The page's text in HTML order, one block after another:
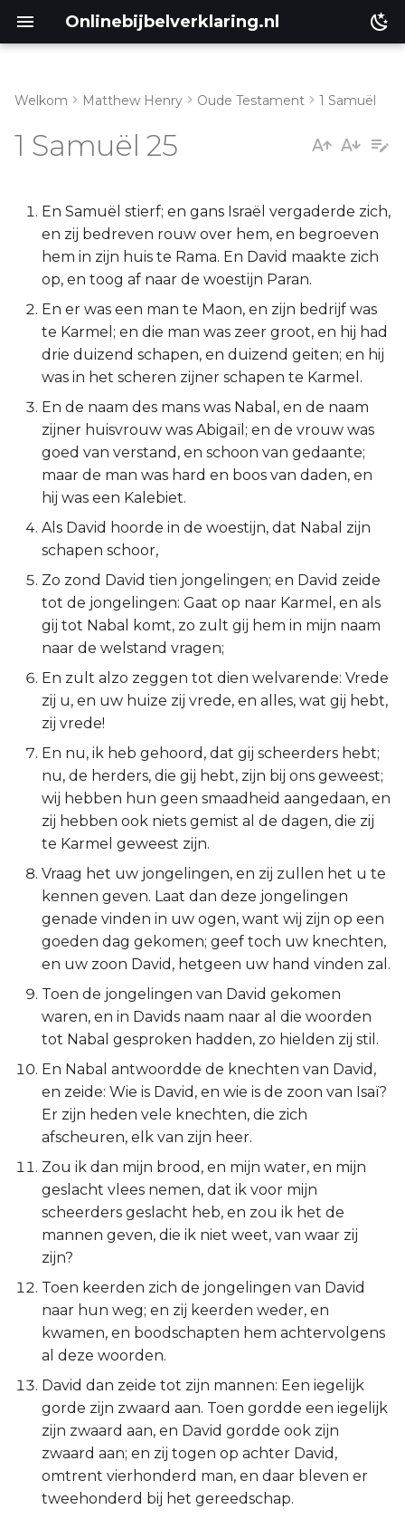
Onlinebijbelverklaring.nl
1 Samuël 25:2-11
1 Samuël 25:12-17
1 Samuël 25:18-31
1 Samuël 25:32-35
Lukas
Johannes
Handelingen
Romeinen
2 Korinthe
Galaten
Éfeze
Kolossenzen
1 Thessalonicenzen
2 Thessalonicenzen
1 Timótheüs
2 Timótheüs
Filémon
Hebreeën
Jakobus
1 Petrus
1 Johannes
2 Johannes
3 Johannes
Judas
Openbaring
Welkom Matthew Henry Oude Testament 1 Samuël
1 Samuël 25
En Samuël stierf; en gans Israël vergaderde zich,
en zij bedreven rouw over hem, en begroeven
hem in zijn huis te Rama. En David maakte zich
op, en toog af naar de woestijn Paran.
En er was een man te Maon, en zijn bedrijf was
te Karmel; en die man was zeer groot, en hij had
drie duizend schapen, en duizend geiten; en hij
was in het scheren zijner schapen te Karmel.
En de naam des mans was Nabal, en de naam
zijner huisvrouw was Abigaïl; en de vrouw was
goed van verstand, en schoon van gedaante;
maar de man was hard en boos van daden, en
hij was een Kalebiet.
Als David hoorde in de woestijn, dat Nabal zijn
schapen schoor,
Zo zond David tien jongelingen; en David zeide
tot de jongelingen: Gaat op naar Karmel, en als
gij tot Nabal komt, zo zult gij hem in mijn naam
naar de welstand vragen;
En zult alzo zeggen tot dien welvarende: Vrede
zij u, en uw huize zij vrede, en alles, wat gij hebt,
zij vrede!
En nu, ik heb gehoord, dat gij scheerders hebt;
nu, de herders, die gij hebt, zijn bij ons geweest;
wij hebben hun geen smaadheid aangedaan, en
zij hebben ook niets gemist al de dagen, die zij
te Karmel geweest zijn.
Vraag het uw jongelingen, en zij zullen het u te
kennen geven. Laat dan deze jongelingen
genade vinden in uw ogen, want wij zijn op een
goeden dag gekomen; geef toch uw knechten,
en uw zoon David, hetgeen uw hand vinden zal.
Toen de jongelingen van David gekomen
waren, en in Davids naam naar al die woorden
tot Nabal gesproken hadden, zo hielden zij stil.
En Nabal antwoordde de knechten van David,
en zeide: Wie is David, en wie is de zoon van Isaï?
Er zijn heden vele knechten, die zich
afscheuren, elk van zijn heer.
Zou ik dan mijn brood, en mijn water, en mijn
geslacht vlees nemen, dat ik voor mijn
scheerders geslacht heb, en zou ik het de
mannen geven, die ik niet weet, van waar zij
zijn?
Toen keerden zich de jongelingen van David
naar hun weg; en zij keerden weder, en
kwamen, en boodschapten hem achtervolgens
al deze woorden.
David dan zeide tot zijn mannen: Een iegelijk
gorde zijn zwaard aan. Toen gordde een iegelijk
zijn zwaard aan, en David gordde ook zijn
zwaard aan; en zij togen op achter David,
omtrent vierhonderd man, en daar bleven er
tweehonderd bij het gereedschap.